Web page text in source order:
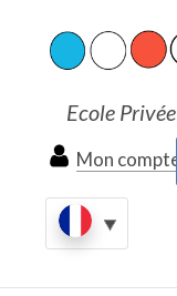
Ecole
Mon compte